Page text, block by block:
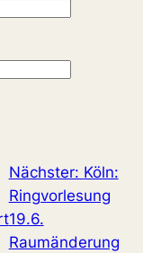
Nächster: Köln:
Ringvorlesung
19.6.
Raumänderung